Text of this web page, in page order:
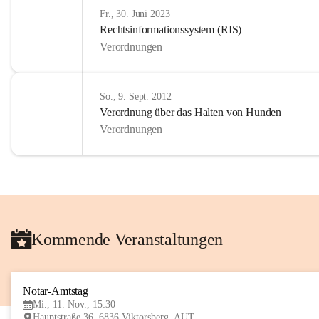
Fr., 30. Juni 2023
Rechtsinformationssystem (RIS)
Verordnungen
So., 9. Sept. 2012
Verordnung über das Halten von Hunden
Verordnungen
Kommende Veranstaltungen
Notar-Amtstag
Mi., 11. Nov., 15:30